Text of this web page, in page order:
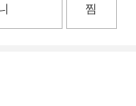
찜